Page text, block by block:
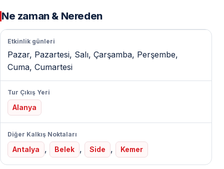
eğlenceli anlarından biridir. Islanmaya hazır olun,
değerli eşyalarınızı korumayı unutmayın.
Alanya’nın Arka Bahçesini Keşfedin
köylerini, yerel halkı ve doğal yaşamı yakından tanıma
fırsatı bulursunuz.
Dim Barajı ve Dim Irmağı Molası
Dim Barajı’nda manzaralı fotoğraf molası verilir.
Ardından Dim Irmağı’nda, su üzerinde yer alan yüzer
Ne zaman & Nereden
Etkinlik günleri
Pazar, Pazartesi, Salı, Çarşamba, Perşembe,
Cuma, Cumartesi
Tur Çıkış Yeri
Alanya
Diğer Kalkış Noktaları
Antalya , Belek , Side , Kemer